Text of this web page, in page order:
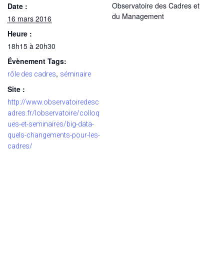
Date :
16 mars 2016
Heure :
18h15 à 20h30
Évènement Tags:
rôle des cadres, séminaire
Site :
http://www.observatoiredesc
adres.fr/lobservatoire/colloq
ues-et-seminaires/big-data-
quels-changements-pour-les-
cadres/
Observatoire des Cadres et
du Management